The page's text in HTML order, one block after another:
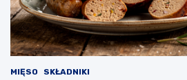
MIĘSO SKŁADNIKI